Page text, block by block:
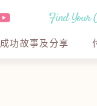
Find Your
成功故事及分享